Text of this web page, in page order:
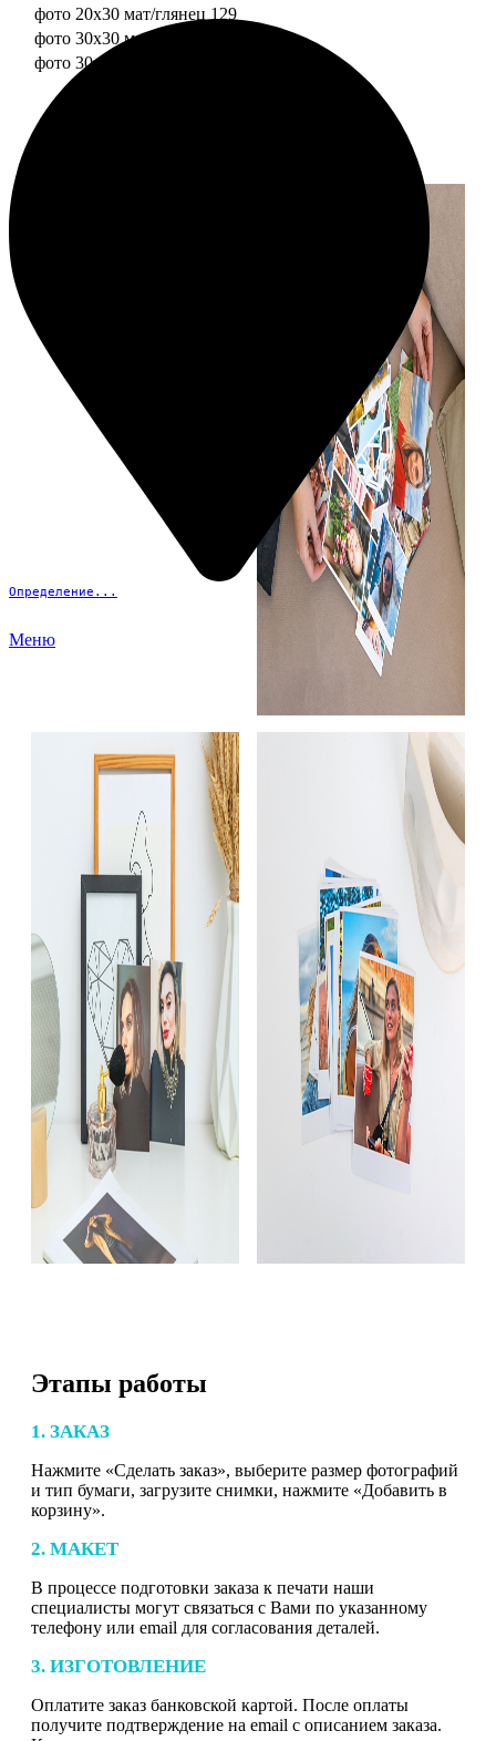
Определение...
Меню
фото 20х30 мат/глянец 129
фото 30х30 мат/глянец
фото 30х40 мат/глянец
Этапы работы
1. ЗАКАЗ
Нажмите «Сделать заказ», выберите размер фотографий
и тип бумаги, загрузите снимки, нажмите «Добавить в
корзину».
2. МАКЕТ
В процессе подготовки заказа к печати наши
специалисты могут связаться с Вами по указанному
телефону или email для согласования деталей.
3. ИЗГОТОВЛЕНИЕ
Оплатите заказ банковской картой. После оплаты
получите подтверждение на email с описанием заказа.